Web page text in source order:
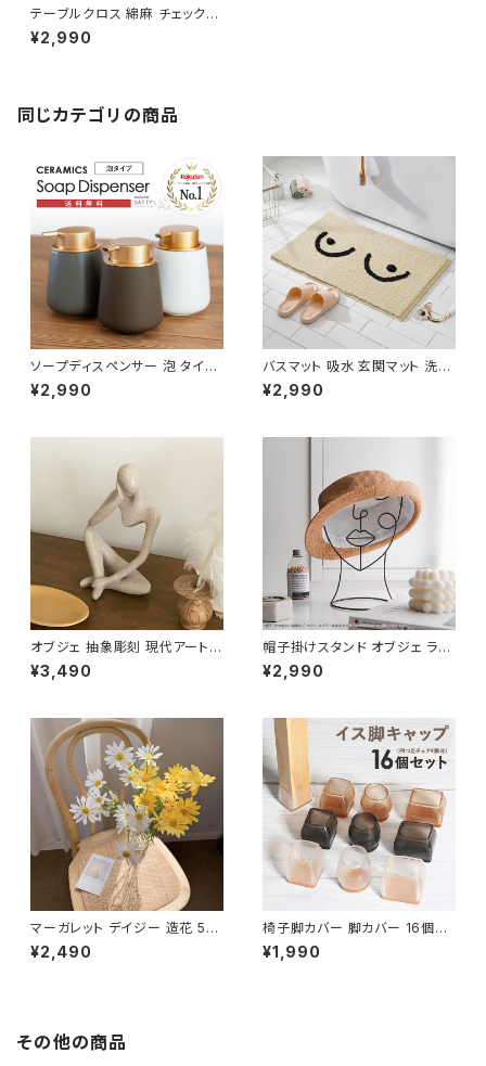
テーブルクロス 綿麻 チェック
長方形 おしゃれ 北欧 かわいい
TBCL001
¥2,990
同じカテゴリの商品
ソープディスペンサー 泡 タイプ
陶器 おしゃれ 詰め替え容器 SP
DP001
¥2,990
バスマット 吸水 玄関マット 洗面
所 北欧 モダン 韓国風 滑止め
NTBM002
¥2,990
オブジェ 抽象彫刻 現代アート
インテリア 置物 装飾 おしゃれ
OBJE001
¥3,490
帽子掛けスタンド オブジェ ライ
ンアート アイアン フェイス OBJ
E002
¥2,990
マーガレット デイジー 造花 5本
セット インテリア FLW-DSY
¥2,490
椅子脚カバー 脚カバー 16個セ
ット シリコン 足カバー キャップ
CLCP001-16P
¥1,990
その他の商品